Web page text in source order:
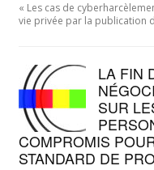
« Les cas de
vie privée par la publication
LA FIN
SUR
COMPROMIS
STANDARD DE